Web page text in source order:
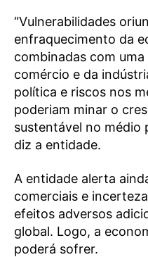
“Vulnerabilidades
enfraquecimento da
combinadas com
comércio e da
política e riscos nos
poderiam minar o
sustentável no médio
diz a entidade.
A entidade alerta
comerciais e
efeitos adversos
global. Logo, a
poderá sofrer.